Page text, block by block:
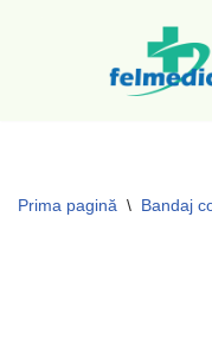
Prima pagină \ Bandaj